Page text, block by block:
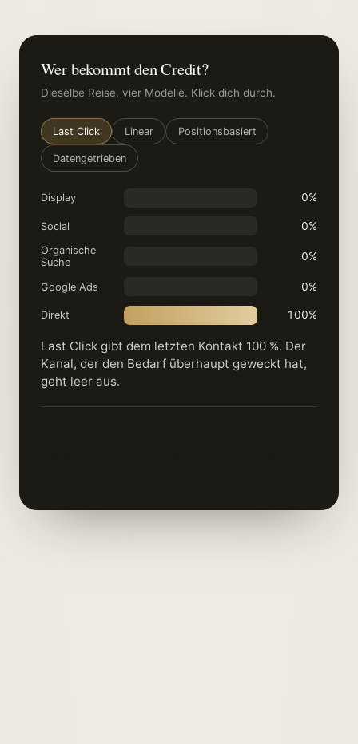
Wer bekommt den Credit?
Dieselbe Reise, vier Modelle. Klick dich durch.
Last Click Linear Positionsbasiert
Datengetrieben
Display 0%
Social 0%
Organische
Suche
0%
Google Ads 0%
Direkt 100%
Last Click gibt dem letzten Kontakt 100 %. Der
Kanal, der den Bedarf überhaupt geweckt hat,
geht leer aus.